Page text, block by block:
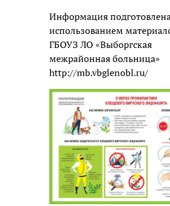
Информация
использованием
ГБОУЗ ЛО «Выборгская
межрайонная больница»
http://mb.vbglenobl.ru/